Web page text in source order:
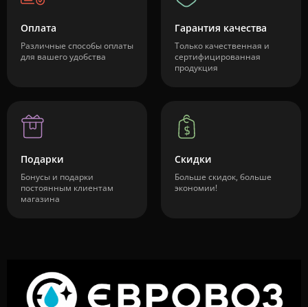
Оплата
Различные способы оплаты
для вашего удобства
Гарантия качества
Только качественная и
сертифицированная
продукция
Подарки
Бонусы и подарки
постоянным клиентам
магазина
Скидки
Больше скидок, больше
экономии!